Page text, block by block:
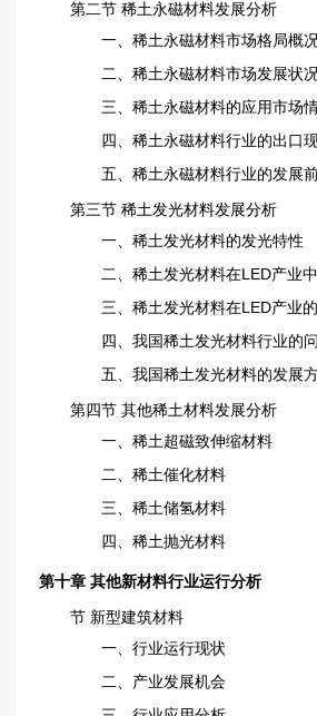
第二节 稀土永磁材料发展分析
一、稀土永磁材料市场格局概
二、稀土永磁材料市场发展状
三、稀土永磁材料的应用市场
四、稀土永磁材料行业的出口
五、稀土永磁材料行业的发展
第三节 稀土发光材料发展分析
一、稀土发光材料的发光特性
二、稀土发光材料在LED产业中
三、稀土发光材料在LED产业的
四、我国稀土发光材料行业的
五、我国稀土发光材料的发展方
第四节 其他稀土材料发展分析
一、稀土超磁致伸缩材料
二、稀土催化材料
三、稀土储氢材料
四、稀土抛光材料
第十章 其他新材料行业运行分析
节 新型建筑材料
一、行业运行现状
二、产业发展机会